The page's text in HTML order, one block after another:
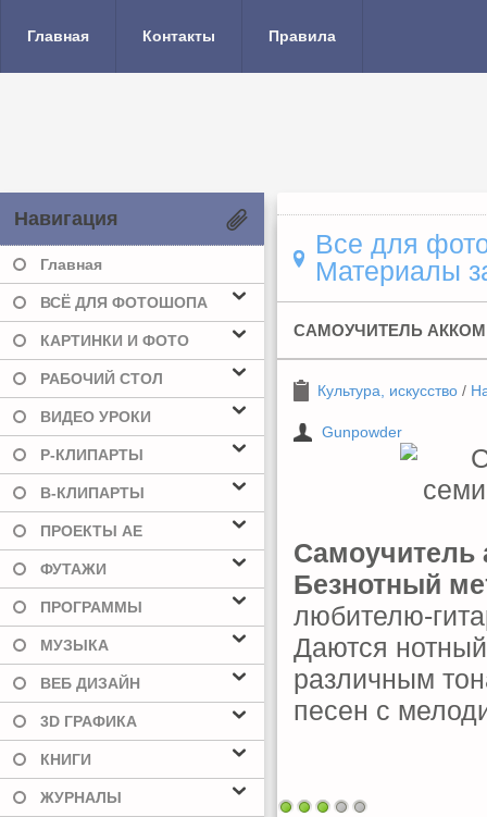
Главная Контакты Правила
Навигация
Главная
ВСЁ ДЛЯ ФОТОШОПА
КАРТИНКИ И ФОТО
РАБОЧИЙ СТОЛ
ВИДЕО УРОКИ
Р-КЛИПАРТЫ
В-КЛИПАРТЫ
ПРОЕКТЫ AE
ФУТАЖИ
ПРОГРАММЫ
МУЗЫКА
ВЕБ ДИЗАЙН
3D ГРАФИКА
КНИГИ
ЖУРНАЛЫ
Все для
Материалы
САМОУЧИТЕЛЬ
Культура, искусство /
Gunpowder
Самоучитель
Безнотный
любителю-
Даются
различным
песен с